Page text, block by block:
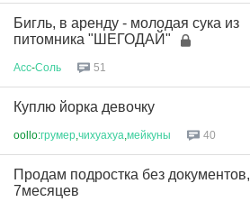
Бигль, в аренду - молодая сука из
питомника "ШЕГОДАЙ"
Асс-Соль 51
Куплю йорка девочку
oollo:грумер чихуахуа мейкуны 40
Продам подростка без документов,
7месяцев